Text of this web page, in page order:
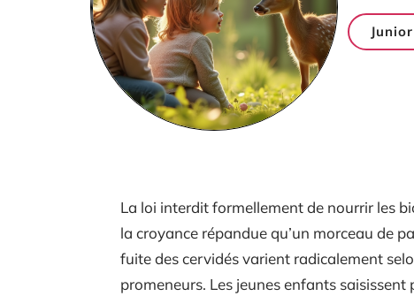
Junior
La loi interdit formellement de nourrir les
la croyance répandue qu’un morceau de
fuite des cervidés varient radicalement
promeneurs. Les jeunes enfants